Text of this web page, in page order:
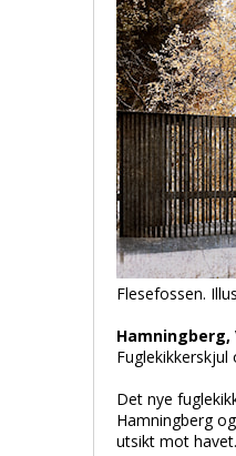
Flesefossen.
Hamningberg,
Det nye
Hamningberg
utsikt mot